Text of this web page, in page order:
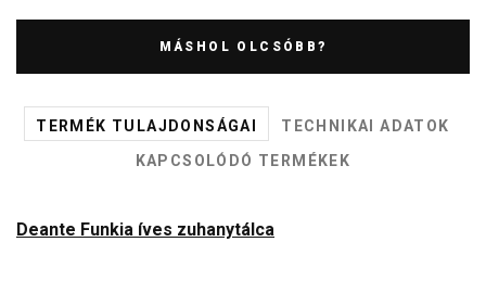
MÁSHOL OLCSÓBB?
TERMÉK TULAJDONSÁGAI
TECHNIKAI ADATOK
KAPCSOLÓDÓ TERMÉKEK
Deante Funkia íves zuhanytálca